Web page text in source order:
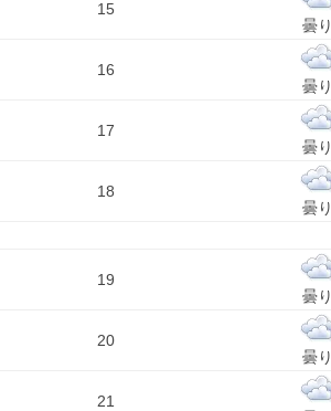
15
曇り
16
曇り
17
曇り
18
曇り
19
曇り
20
曇り
21